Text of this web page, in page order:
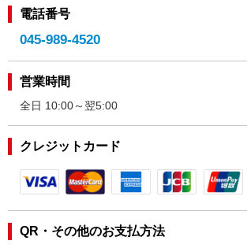
電話番号
045-989-4520
営業時間
全日 10:00～翌5:00
クレジットカード
QR・その他のお支払方法